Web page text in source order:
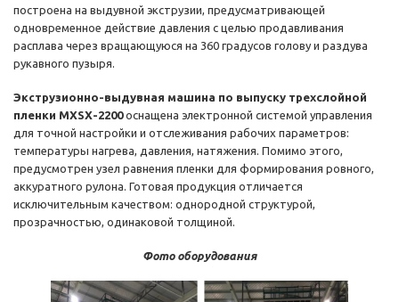
построена на выдувной экструзии, предусматривающей
одновременное действие давления с целью продавливания
расплава через вращающуюся на 360 градусов голову и раздува
рукавного пузыря.
Экструзионно-выдувная машина по выпуску трехслойной
пленки MXSX-2200оснащена электронной системой управления
для точной настройки и отслеживания рабочих параметров:
температуры нагрева, давления, натяжения. Помимо этого,
предусмотрен узел равнения пленки для формирования ровного,
аккуратного рулона. Готовая продукция отличается
исключительным качеством: однородной структурой,
прозрачностью, одинаковой толщиной.
Фото оборудования